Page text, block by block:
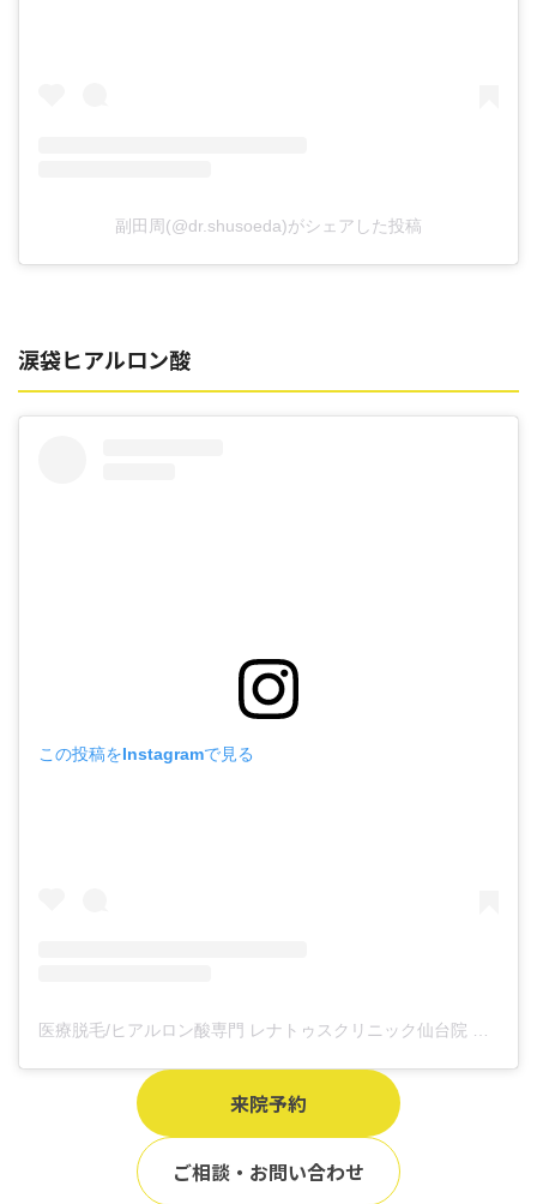
副田周(@dr.shusoeda)がシェアした投稿
涙袋ヒアルロン酸
この投稿をInstagramで見る
医療脱毛/ヒアルロン酸専門 レナトゥスクリニック仙台院 高橋希(@renaclisendai)がシェアした投稿
来院予約
ご相談・お問い合わせ